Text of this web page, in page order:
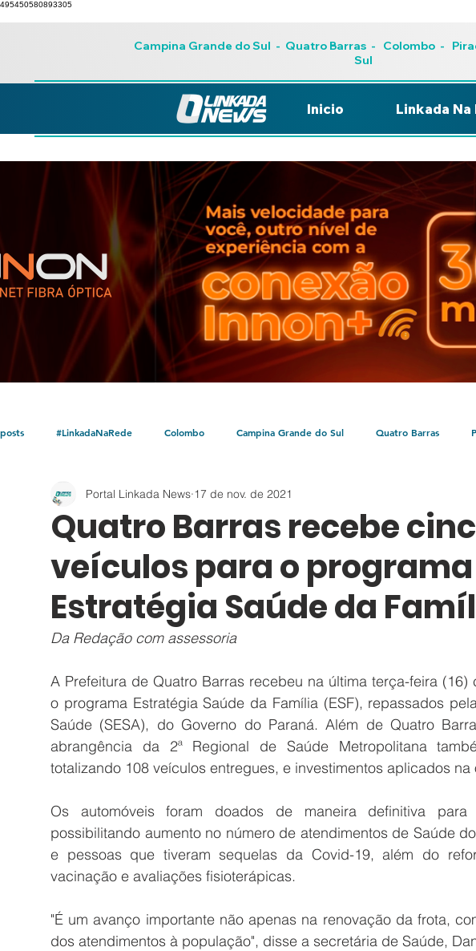
495450580893305
Campina Grande do Sul - Quatro Barras- Colombo-
Sul
Inicio Linkada Na
#LinkadaNaRede Colombo Campina Grande do Sul Quatro Barras
Policial Bocaiúva do Sul Litoral
Quatro Barras recebe
veículos para o programa
Estratégia Saúde da
Portal Linkada News 17 de nov. de 2021
Da Redação com assessoria
A Prefeitura de Quatro Barras recebeu na última terça-feira
o programa Estratégia Saúde da Família (ESF), repassados
Saúde (SESA), do Governo do Paraná. Além de Quatro
abrangência da 2ª Regional de Saúde Metropolitana
totalizando 108 veículos entregues, e investimentos aplicados
Os automóveis foram doados de maneira definitiva para
possibilitando aumento no número de atendimentos de Saúde
e pessoas que tiveram sequelas da Covid-19, além do
vacinação e avaliações fisioterápicas.
"É um avanço importante não apenas na renovação da frota,
dos atendimentos à população", disse a secretária de Saúde,